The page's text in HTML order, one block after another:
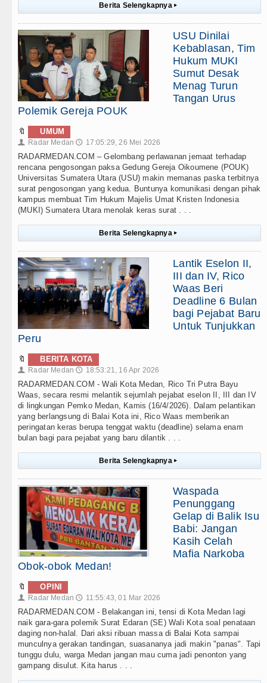
Berita Selengkapnya ▸
USU Dinilai
Kebablasan, Tim
Hukum MUKI
Sumut Desak
Menag Turun
Tangan Urus
Polemik Gereja POUK
🔖 UMUM
👤 Radar Medan 🕔 17:05:29, 26 Mei 2026
RADARMEDAN.COM – Gelombang perlawanan jemaat terhadap
rencana pengosongan paksa Gedung Gereja Oikoumene (POUK)
Universitas Sumatera Utara (USU) makin memanas paska terbitnya
surat pengosongan yang kedua. Buntunya komunikasi dengan pihak
kampus membuat Tim Hukum Majelis Umat Kristen Indonesia
(MUKI) Sumatera Utara menolak keras surat . . .
Berita Selengkapnya ▸
Lantik Eselon II,
III dan IV, Rico
Waas Beri
Deadline 6 Bulan
bagi Pejabat Baru
Untuk Tunjukkan
Peru
🔖 BERITA KOTA
👤 Radar Medan 🕔 18:53:21, 16 Apr 2026
RADARMEDAN.COM - Wali Kota Medan, Rico Tri Putra Bayu
Waas, secara resmi melantik sejumlah pejabat eselon II, III dan IV
di lingkungan Pemko Medan, Kamis (16/4/2026). Dalam pelantikan
yang berlangsung di Balai Kota ini, Rico Waas memberikan
peringatan keras berupa tenggat waktu (deadline) selama enam
bulan bagi para pejabat yang baru dilantik . . .
Berita Selengkapnya ▸
Waspada
Penunggang
Gelap di Balik Isu
Babi: Jangan
Kasih Celah
Mafia Narkoba
Obok-obok Medan!
🔖 OPINI
👤 Radar Medan 🕔 11:55:43, 01 Mar 2026
RADARMEDAN.COM - Belakangan ini, tensi di Kota Medan lagi
naik gara-gara polemik Surat Edaran (SE) Wali Kota soal penataan
daging non-halal. Dari aksi ribuan massa di Balai Kota sampai
munculnya gerakan tandingan, suasananya jadi makin "panas". Tapi
tunggu dulu, warga Medan jangan mau cuma jadi penonton yang
gampang disulut. Kita harus . . .